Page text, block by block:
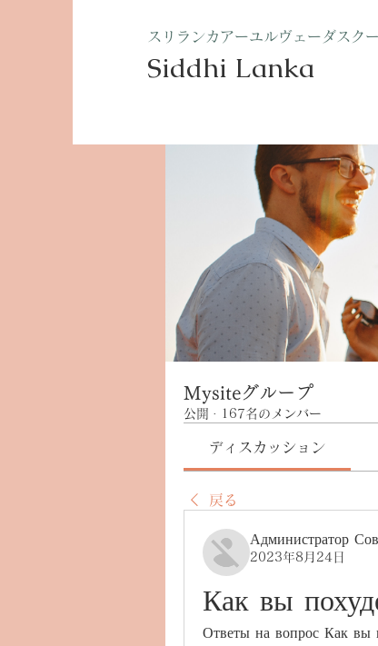
スリランカアーユルヴェーダスク
Siddhi Lanka​
Mysiteグループ
公開 · 167名のメンバー
ディスカッション
戻る
Администратор
2023年8月24日
Как вы
Ответы на вопрос Как вы